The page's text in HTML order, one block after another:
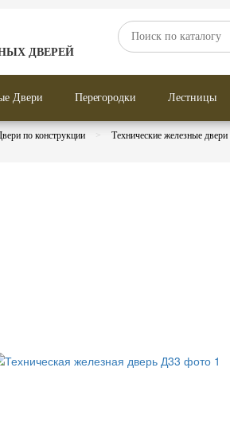
ДВЕРЕЙ
Двери по типу
Двери Перегородки Лестницы
по конструкции Технические железные двери